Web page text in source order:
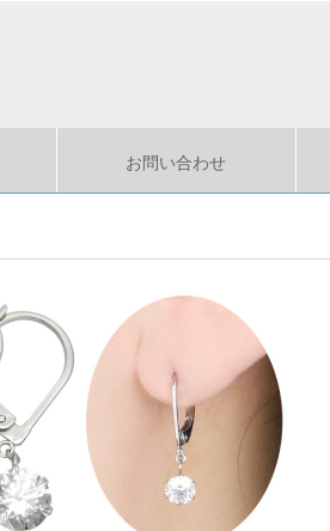
お問い合わせ